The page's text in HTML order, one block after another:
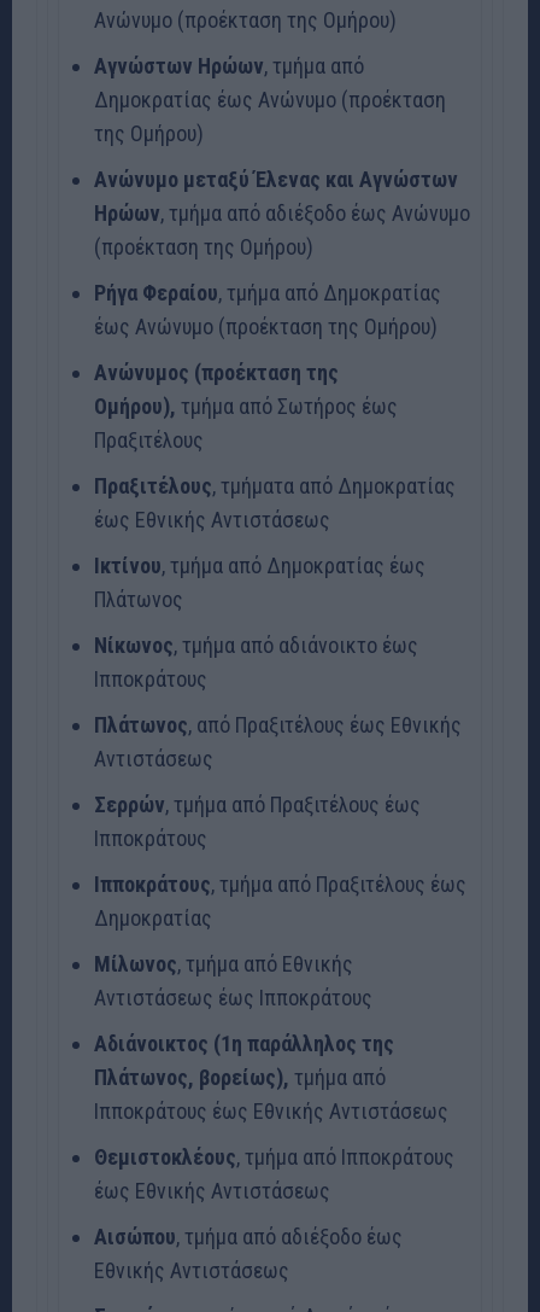
Ανώνυμο (προέκταση της Ομήρου)
Αγνώστων Ηρώων, τμήμα από
Δημοκρατίας έως Ανώνυμο (προέκταση
της Ομήρου)
Ανώνυμο μεταξύ Έλενας και Αγνώστων
Ηρώων, τμήμα από αδιέξοδο έως Ανώνυμο
(προέκταση της Ομήρου)
Ρήγα Φεραίου, τμήμα από Δημοκρατίας
έως Ανώνυμο (προέκταση της Ομήρου)
Ανώνυμος (προέκταση της
Ομήρου), τμήμα από Σωτήρος έως
Πραξιτέλους
Πραξιτέλους, τμήματα από Δημοκρατίας
έως Εθνικής Αντιστάσεως
Ικτίνου, τμήμα από Δημοκρατίας έως
Πλάτωνος
Νίκωνος, τμήμα από αδιάνοικτο έως
Ιπποκράτους
Πλάτωνος, από Πραξιτέλους έως Εθνικής
Αντιστάσεως
Σερρών, τμήμα από Πραξιτέλους έως
Ιπποκράτους
Ιπποκράτους, τμήμα από Πραξιτέλους έως
Δημοκρατίας
Μίλωνος, τμήμα από Εθνικής
Αντιστάσεως έως Ιπποκράτους
Αδιάνοικτος (1η παράλληλος της
Πλάτωνος, βορείως), τμήμα από
Ιπποκράτους έως Εθνικής Αντιστάσεως
Θεμιστοκλέους, τμήμα από Ιπποκράτους
έως Εθνικής Αντιστάσεως
Αισώπου, τμήμα από αδιέξοδο έως
Εθνικής Αντιστάσεως